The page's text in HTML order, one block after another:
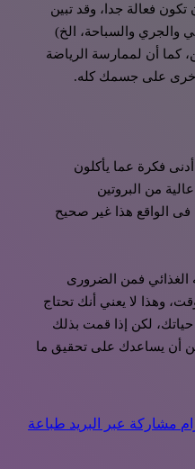
تكون فعالة جدا، وقد تبين
والجري والسباحة، الخ)
أن لممارسة الرياضة
على جسمك كله.
فكرة عما يأكلون
من البروتين
الواقع هذا غير صحيح
فمن الضرورى
وهذا لا يعني أنك تحتاج
لكن إذا قمت بذلك
أن يساعدك على تحقيق ما
مشاركة عبر البريد طباعة